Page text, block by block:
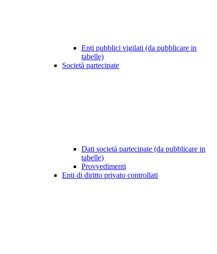
Enti pubblici vigilati (da pubblicare in
tabelle)
Società partecipate
Dati società partecipate (da pubblicare in
tabelle)
Provvedimenti
Enti di diritto privato controllati